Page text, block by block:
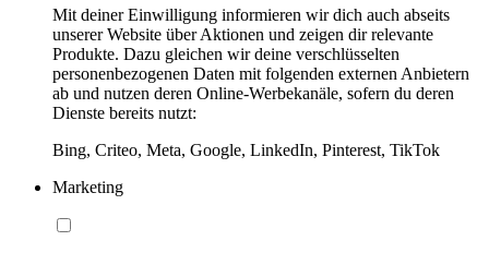
Mit deiner Einwilligung informieren wir dich auch abseits
unserer Website über Aktionen und zeigen dir relevante
Produkte. Dazu gleichen wir deine verschlüsselten
personenbezogenen Daten mit folgenden externen Anbietern
ab und nutzen deren Online-Werbekanäle, sofern du deren
Dienste bereits nutzt:
Bing, Criteo, Meta, Google, LinkedIn, Pinterest, TikTok
Marketing